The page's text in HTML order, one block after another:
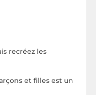
recréez les
et filles est un